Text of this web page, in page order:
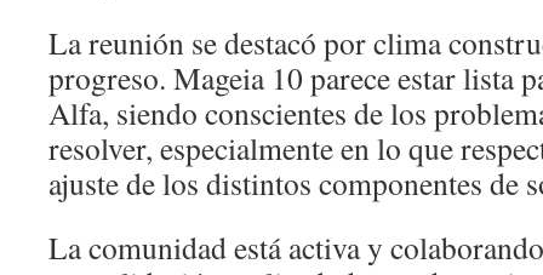
La reunión se destacó por clima
progreso. Mageia 10 parece estar lista
Alfa, siendo conscientes de los
resolver, especialmente en lo que
ajuste de los distintos componentes de
La comunidad está activa y